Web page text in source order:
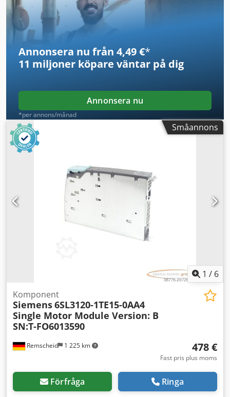
Annonsera nu från 4,49 €*
11 miljoner köpare väntar på dig
Annonsera nu
*per annons/månad
Småannons
1 / 6
Remscheid 1 225 km
Komponent
Siemens6SL3120-1TE15-0AA4
Single Motor Module Version: B
SN:T-FO6013590
478 €
Fast pris plus moms
Förfråga Ringa